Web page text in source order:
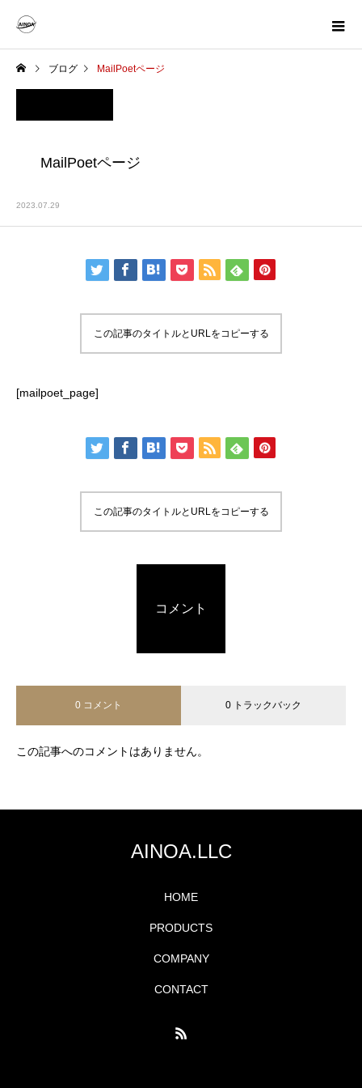
ブログ MailPoetページ
MailPoetページ
2023.07.29
この記事のタイトルとURLをコピーする
[mailpoet_page]
この記事のタイトルとURLをコピーする
コメント
0 コメント 0 トラックバック
この記事へのコメントはありません。
AINOA.LLC
HOME
PRODUCTS
COMPANY
CONTACT